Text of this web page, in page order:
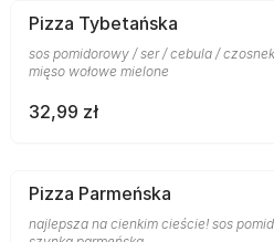
Pizza Tybetańska
sos pomidorowy / ser / cebula /
mięso wołowe mielone
32,99 zł
Pizza Parmeńska
najlepsza na cienkim cieście! sos